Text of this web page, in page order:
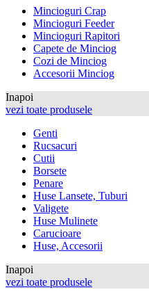
Mincioguri Crap
Mincioguri Feeder
Mincioguri Rapitori
Capete de Minciog
Cozi de Minciog
Accesorii Minciog
Inapoi
vezi toate produsele
Genti
Rucsacuri
Cutii
Borsete
Penare
Huse Lansete, Tuburi
Valigete
Huse Mulinete
Carucioare
Huse, Accesorii
Inapoi
vezi toate produsele